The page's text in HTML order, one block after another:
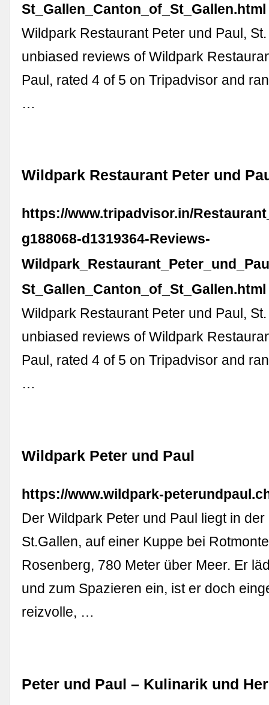
St_Gallen_Canton_of_St_Gallen.html
Wildpark Restaurant Peter und Paul,
unbiased reviews of Wildpark
Paul, rated 4 of 5 on Tripadvisor and
…
Wildpark Restaurant Peter und
https://www.tripadvisor.in/
g188068-d1319364-Reviews-
St_Gallen_Canton_of_St_Gallen.html
Wildpark Restaurant Peter und Paul,
unbiased reviews of Wildpark
Paul, rated 4 of 5 on Tripadvisor and
…
Wildpark Peter und Paul
https://www.wildpark-
Der Wildpark Peter und Paul liegt in der
St.Gallen, auf einer Kuppe bei
Rosenberg, 780 Meter über Meer. Er
und zum Spazieren ein, ist er doch
reizvolle, …
Peter und Paul – Kulinarik und